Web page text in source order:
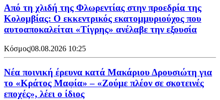
Από τη χλιδή της Φλωρεντίας στην προεδρία της
Κολομβίας: Ο εκκεντρικός εκατομμυριούχος που
αυτοαποκαλείται «Τίγρης» ανέλαβε την εξουσία
Κόσμος|08.08.2026 10:25
Νέα ποινική έρευνα κατά Μακάριου Δρουσιώτη για
το «Κράτος Μαφία» – «Ζούμε πλέον σε σκοτεινές
εποχές», λέει ο ίδιος